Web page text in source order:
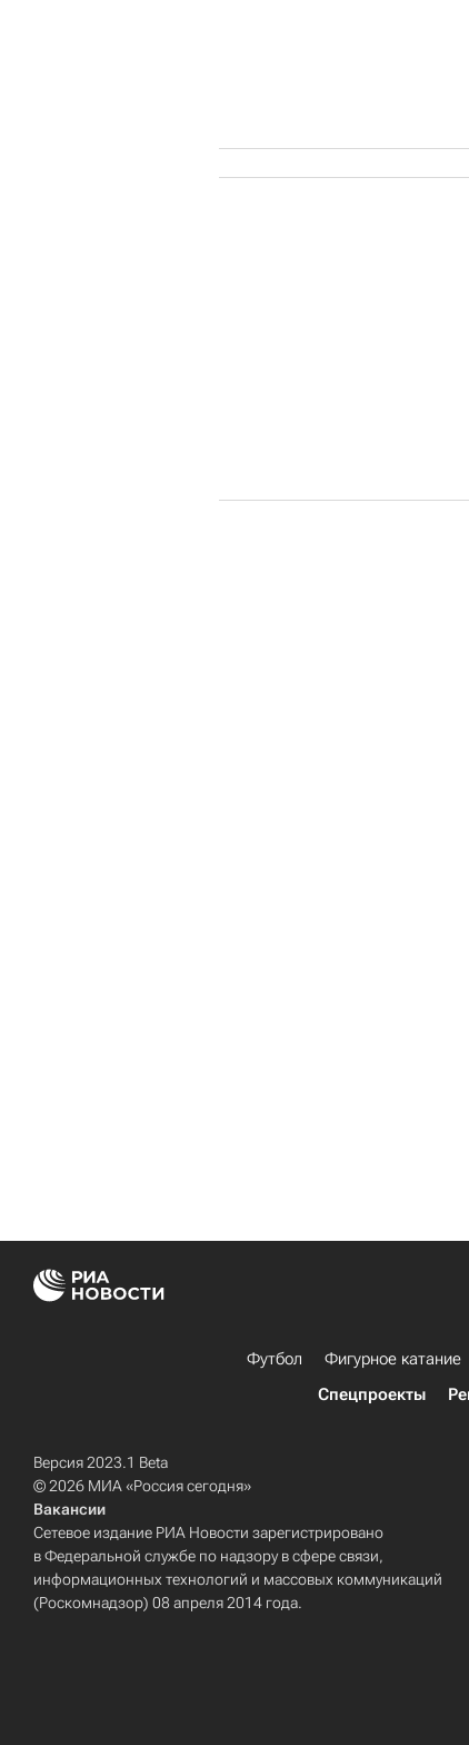
Футбол Фигурное катание
Спецпроекты
Версия 2023.1 Beta
© 2026 МИА «Россия сегодня»
Вакансии
Сетевое издание РИА Новости зарегистрировано
в Федеральной службе по надзору в сфере связи,
информационных технологий и массовых коммуникаций
(Роскомнадзор) 08 апреля 2014 года.